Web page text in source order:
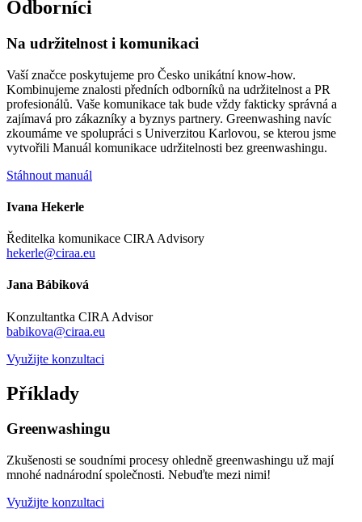
Odborníci
Na udržitelnost i komunikaci
Vaší značce poskytujeme pro Česko unikátní know-how.
Kombinujeme znalosti předních odborníků na udržitelnost a PR
profesionálů. Vaše komunikace tak bude vždy fakticky správná a
zajímavá pro zákazníky a byznys partnery. Greenwashing navíc
zkoumáme ve spolupráci s Univerzitou Karlovou, se kterou jsme
vytvořili Manuál komunikace udržitelnosti bez greenwashingu.
Stáhnout manuál
Ivana Hekerle
Ředitelka komunikace CIRA Advisory
hekerle@ciraa.eu
Jana Bábiková
Konzultantka CIRA Advisor
babikova@ciraa.eu
Využijte konzultaci
Příklady
Greenwashingu
Zkušenosti se soudními procesy ohledně greenwashingu už mají
mnohé nadnárodní společnosti. Nebuďte mezi nimi!
Využijte konzultaci